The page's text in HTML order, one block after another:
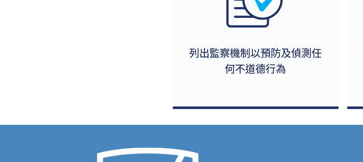
列出監察機制以預防及偵測任
何不道德行為